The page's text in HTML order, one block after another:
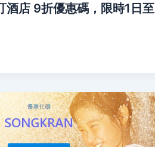
酒店 9折優惠碼，限時1日至